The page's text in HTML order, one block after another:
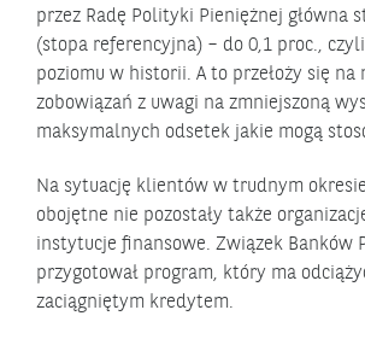
przez Radę Polityki Pieniężnej główna
(stopa referencyjna) – do 0,1 proc.,
poziomu w historii. A to przełoży się na
zobowiązań z uwagi na zmniejszoną
maksymalnych odsetek jakie mogą
Na sytuację klientów w trudnym
obojętne nie pozostały także
instytucje finansowe. Związek Banków
przygotował program, który ma
zaciągniętym kredytem.